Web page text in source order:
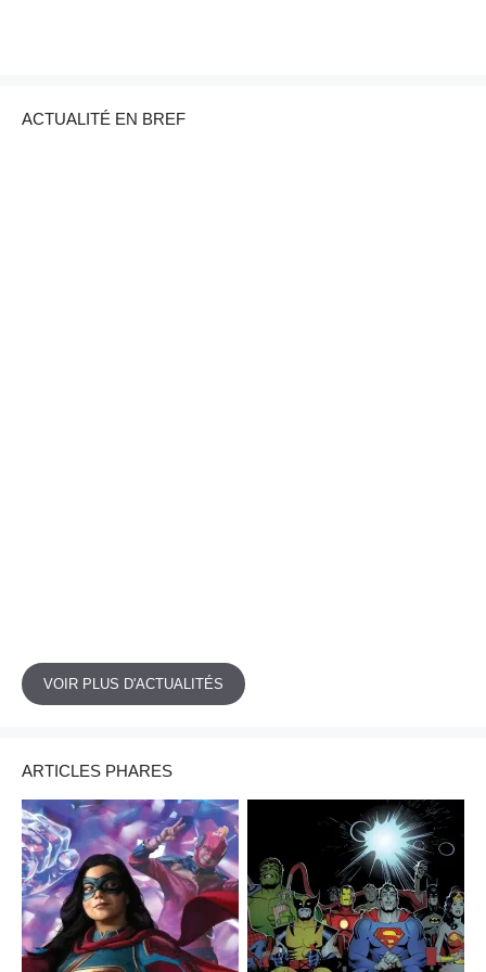
ACTUALITÉ EN BREF
VOIR PLUS D'ACTUALITÉS
ARTICLES PHARES